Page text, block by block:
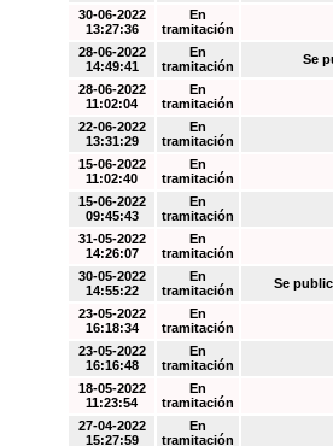
30-06-2022
13:27:36
En
tramitación
28-06-2022
14:49:41
En
tramitación
Se
28-06-2022
11:02:04
En
tramitación
22-06-2022
13:31:29
En
tramitación
15-06-2022
11:02:40
En
tramitación
15-06-2022
09:45:43
En
tramitación
31-05-2022
14:26:07
En
tramitación
30-05-2022
14:55:22
En
tramitación
Se
23-05-2022
16:18:34
En
tramitación
23-05-2022
16:16:48
En
tramitación
18-05-2022
11:23:54
En
tramitación
27-04-2022
15:27:59
En
tramitación